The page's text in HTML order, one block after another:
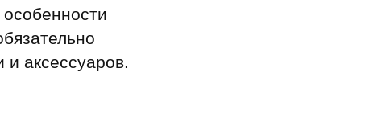
аксессуаров.